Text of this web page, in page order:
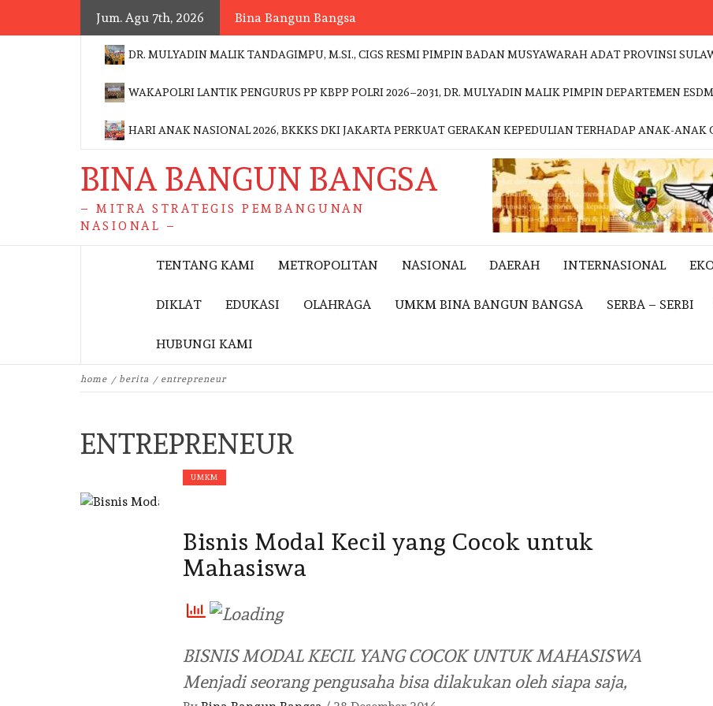
Jum. Agu 7th, 2026 Bina Bangun Bangsa
DR. MULYADIN MALIK TANDAGIMPU, M.SI., CIGS RESMI PIMPIN BADAN MUSYAWARAH ADAT PROVINSI
WAKAPOLRI LANTIK PENGURUS PP KBPP POLRI 2026–2031, DR. MULYADIN MALIK PIMPIN DEPARTEMEN
HARI ANAK NASIONAL 2026, BKKKS DKI JAKARTA PERKUAT GERAKAN KEPEDULIAN TERHADAP ANAK-ANAK
BINA BANGUN BANGSA
– MITRA STRATEGIS PEMBANGUNAN
NASIONAL –
TENTANG KAMI METROPOLITAN NASIONAL DAERAH INTERNASIONAL
DIKLAT EDUKASI OLAHRAGA UMKM BINA BANGUN BANGSA SERBA – SERBI
HUBUNGI KAMI
home berita entrepreneur
ENTREPRENEUR
UMKM
Bisnis Modal Kecil yang Cocok untuk
Mahasiswa
BISNIS MODAL KECIL YANG COCOK UNTUK MAHASISWA
Menjadi seorang pengusaha bisa dilakukan oleh siapa saja,